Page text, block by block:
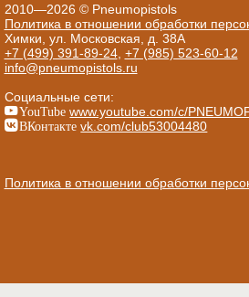
2010—2026 © Pneumopistols
Политика в отношении обработки
Химки, ул. Московская, д. 38А
+7 (499) 391-89-24, +7 (985) 523-60-12
info@pneumopistols.ru
Социальные сети:
YouTube www.youtube.com/c/
ВКонтакте vk.com/club53004480
Политика в отношении обработки